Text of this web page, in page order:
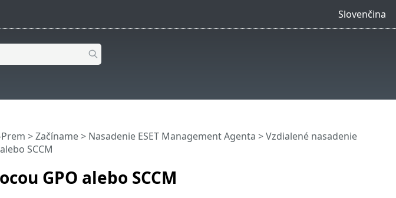
Slovenčina
GPO alebo SCCM
Prem >Začíname> Nasadenie ESET Management Agenta >Vzdialené nasadenie
SCCM